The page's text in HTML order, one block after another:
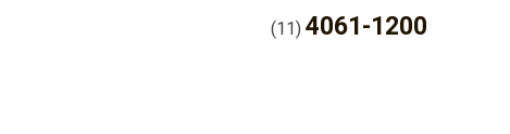
(11)4061-1200